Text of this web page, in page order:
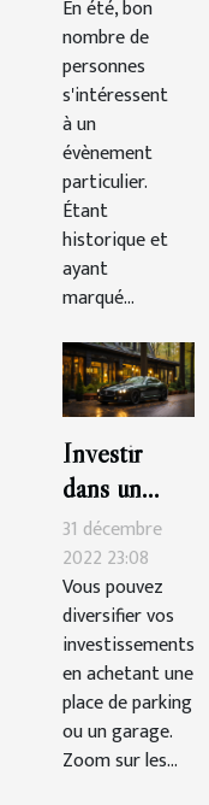
pistolet
mémorable
à New
York ?
En été, bon
nombre de
personnes
s'intéressent
à un
évènement
particulier.
Étant
historique et
ayant
marqué...
Investir
dans un
garage ou
une place de
parking :
quels atouts
?
31 décembre
2022 23:08
Vous pouvez
diversifier vos
investissements
en achetant une
place de parking
ou un garage.
Zoom sur les...